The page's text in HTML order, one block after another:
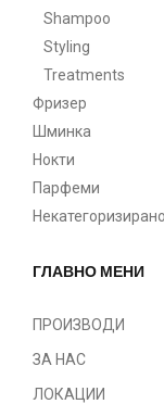
Shampoo
Styling
Treatments
Фризер
Шминка
Нокти
Парфеми
Некатегоризирано
ГЛАВНО МЕНИ
ПРОИЗВОДИ
ЗА НАС
ЛОКАЦИИ